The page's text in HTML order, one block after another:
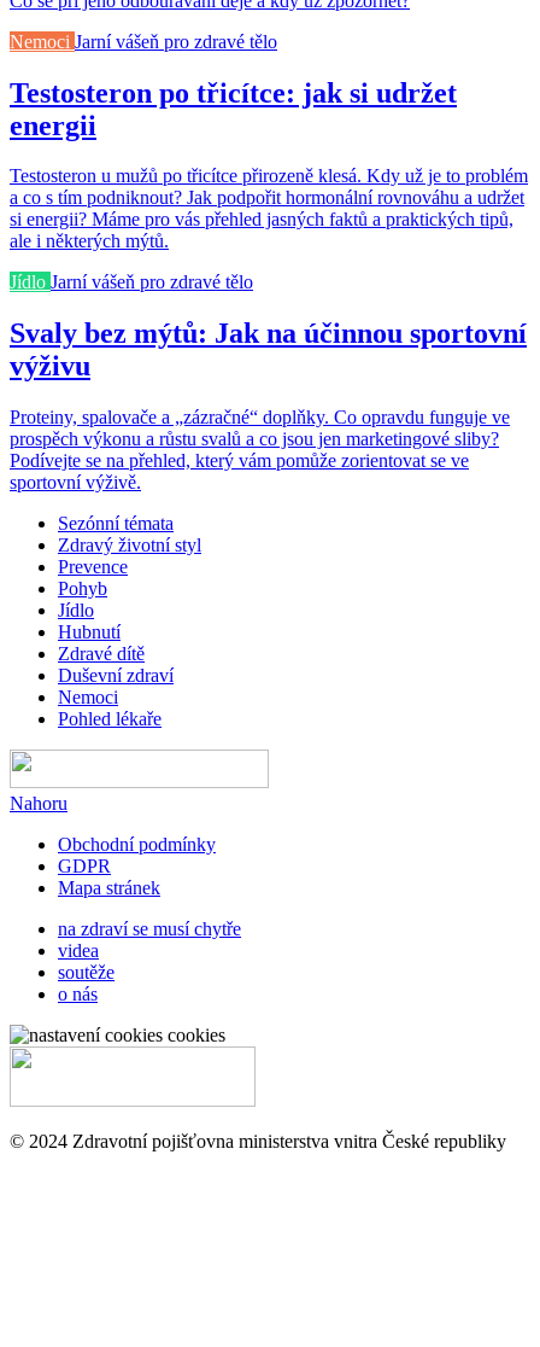
Nemoci Jarní vášeň pro zdravé tělo
Testosteron po třicítce: jak si udržet
energii
Testosteron u mužů po třicítce přirozeně klesá. Kdy už je to problém
a co s tím podniknout? Jak podpořit hormonální rovnováhu a udržet
si energii? Máme pro vás přehled jasných faktů a praktických tipů,
ale i některých mýtů.
Jídlo Jarní vášeň pro zdravé tělo
Svaly bez mýtů: Jak na účinnou sportovní
výživu
Proteiny, spalovače a „zázračné“ doplňky. Co opravdu funguje ve
prospěch výkonu a růstu svalů a co jsou jen marketingové sliby?
Podívejte se na přehled, který vám pomůže zorientovat se ve
sportovní výživě.
Sezónní témata
Zdravý životní styl
Prevence
Pohyb
Jídlo
Hubnutí
Zdravé dítě
Duševní zdraví
Nemoci
Pohled lékaře
Nahoru
Obchodní podmínky
GDPR
Mapa stránek
na zdraví se musí chytře
videa
soutěže
o nás
cookies
© 2024 Zdravotní pojišťovna ministerstva vnitra České republiky